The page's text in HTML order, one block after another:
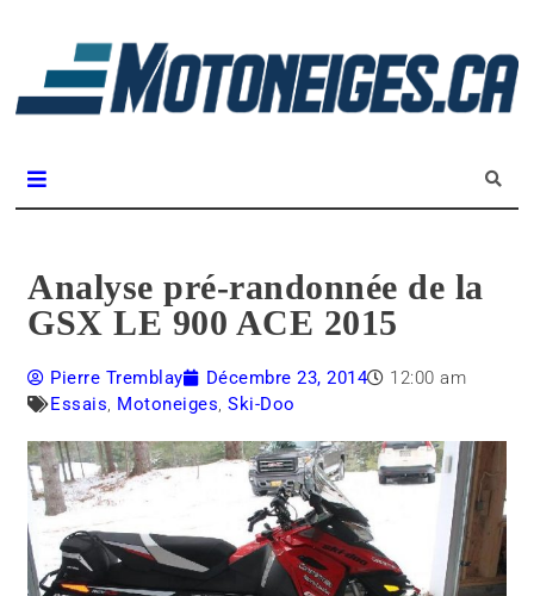
Analyse pré-randonnée de la
GSX LE 900 ACE 2015
Pierre Tremblay Décembre 23, 2014
12:00 am
Essais, Motoneiges,Ski-Doo